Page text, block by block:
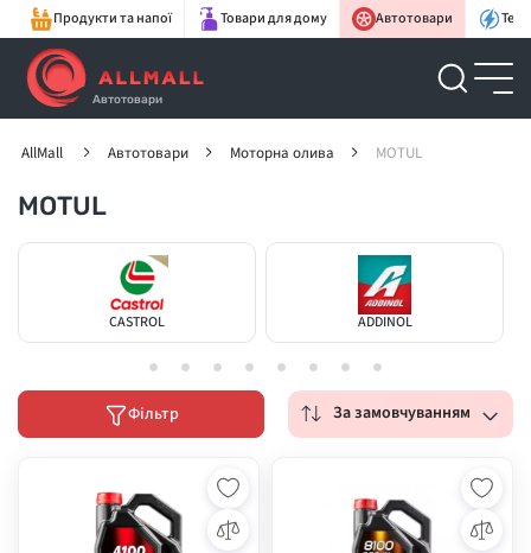
Продукти та напої Товари для дому Автотовари
Автотовари
AllMall Автотовари Моторна олива MOTUL
MOTUL
CASTROL ADDINOL
Фільтр За замовчуванням